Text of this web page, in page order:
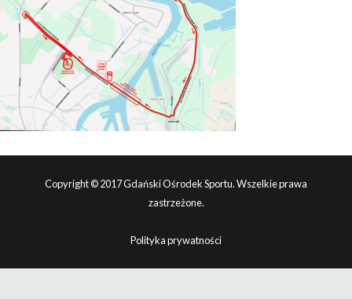
Copyright © 2017 Gdański Ośrodek Sportu. Wszelkie prawa
zastrzeżone.
Polityka prywatności